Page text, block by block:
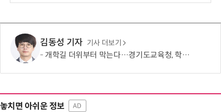
김동성 기자 기사 더보기
개학길 더위부터 막는다…경기도교육청, 학교 폭염 대응 점검
놓치면 아쉬운 정보 AD